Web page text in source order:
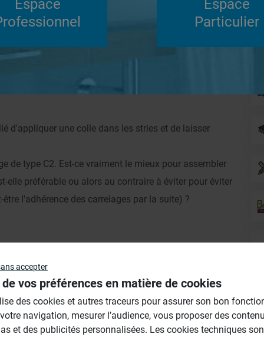
Répondre
d'appliquer une colle dans les stries et de laisser
de type C2. Est-ce vraiment le mieux pour assembler
elle préférable ou alors au contraire à éviter pour éviter
l'adhérence des carrelages par la suite) ?
accepter
vos préférences en matière de cookies
des cookies et autres traceurs pour assurer son bon
navigation, mesurer l’audience, vous proposer des
et des publicités personnalisées. Les cookies techniques
Espace
Espace
Particulier